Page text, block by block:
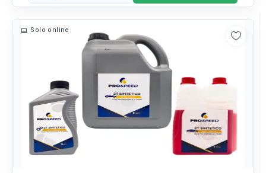
Solo online